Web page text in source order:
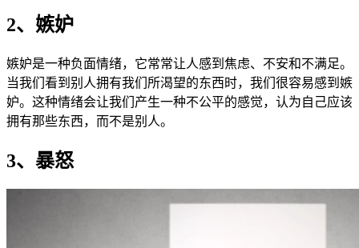
2、嫉妒
嫉妒是一种负面情绪，它常常让人感到焦虑、不安和不满足。
当我们看到别人拥有我们所渴望的东西时，我们很容易感到嫉
妒。这种情绪会让我们产生一种不公平的感觉，认为自己应该
拥有那些东西，而不是别人。
3、暴怒